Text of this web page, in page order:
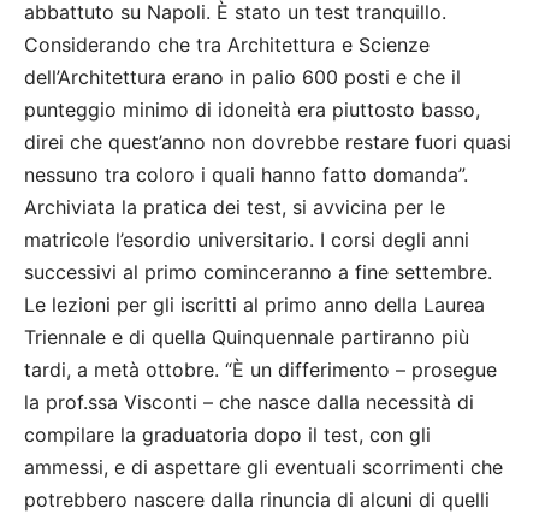
abbattuto su Napoli. È stato un test tranquillo.
Considerando che tra Architettura e Scienze
dell’Architettura erano in palio 600 posti e che il
punteggio minimo di idoneità era piuttosto basso,
direi che quest’anno non dovrebbe restare fuori quasi
nessuno tra coloro i quali hanno fatto domanda”.
Archiviata la pratica dei test, si avvicina per le
matricole l’esordio universitario. I corsi degli anni
successivi al primo cominceranno a fine settembre.
Le lezioni per gli iscritti al primo anno della Laurea
Triennale e di quella Quinquennale partiranno più
tardi, a metà ottobre. “È un differimento – prosegue
la prof.ssa Visconti – che nasce dalla necessità di
compilare la graduatoria dopo il test, con gli
ammessi, e di aspettare gli eventuali scorrimenti che
potrebbero nascere dalla rinuncia di alcuni di quelli